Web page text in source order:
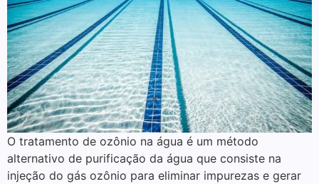
O tratamento de ozônio na água é um método
alternativo de purificação da água que consiste na
injeção do gás ozônio para eliminar impurezas e gerar